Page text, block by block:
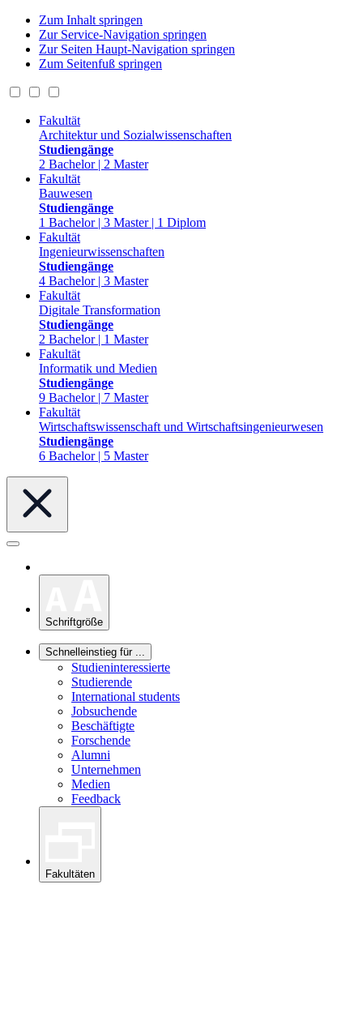
Zum Inhalt springen
Zur Service-Navigation springen
Zur Seiten Haupt-Navigation springen
Zum Seitenfuß springen
Fakultät
Architektur und Sozialwissenschaften
Studiengänge
2 Bachelor | 2 Master
Fakultät
Bauwesen
Studiengänge
1 Bachelor | 3 Master | 1 Diplom
Fakultät
Ingenieurwissenschaften
Studiengänge
4 Bachelor | 3 Master
Fakultät
Digitale Transformation
Studiengänge
2 Bachelor | 1 Master
Fakultät
Informatik und Medien
Studiengänge
9 Bachelor | 7 Master
Fakultät
Wirtschaftswissenschaft und Wirtschaftsingenieurwesen
Studiengänge
6 Bachelor | 5 Master
Schriftgröße
Schnelleinstieg für ...
Studieninteressierte
Studierende
International students
Jobsuchende
Beschäftigte
Forschende
Alumni
Unternehmen
Medien
Feedback
Fakultäten